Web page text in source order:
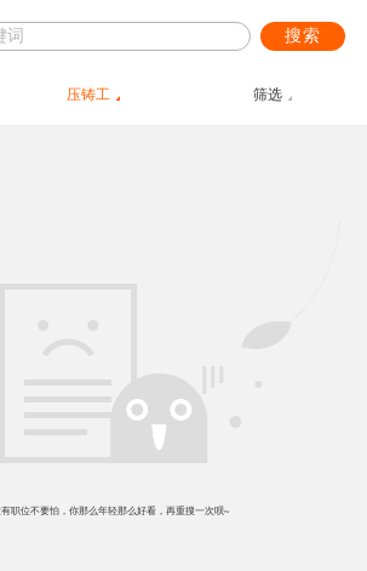
搜索
压铸工 筛选
职位不要怕，你那么年轻那么好看，再重搜一次呗~